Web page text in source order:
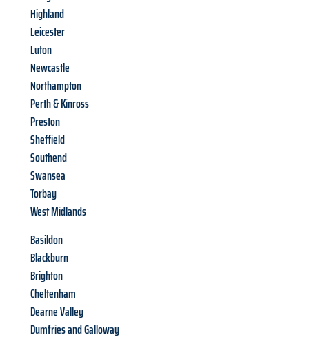
Highland
Leicester
Luton
Newcastle
Northampton
Perth & Kinross
Preston
Sheffield
Southend
Swansea
Torbay
West Midlands
Basildon
Blackburn
Brighton
Cheltenham
Dearne Valley
Dumfries and Galloway